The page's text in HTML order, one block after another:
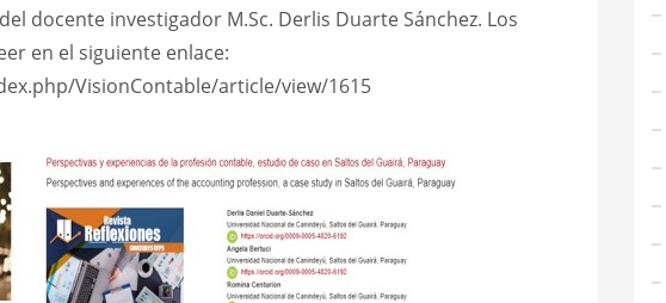
docente investigador M.Sc. Derlis Duarte Sánchez. Los
en el siguiente enlace:
VisionContable/article/view/1615